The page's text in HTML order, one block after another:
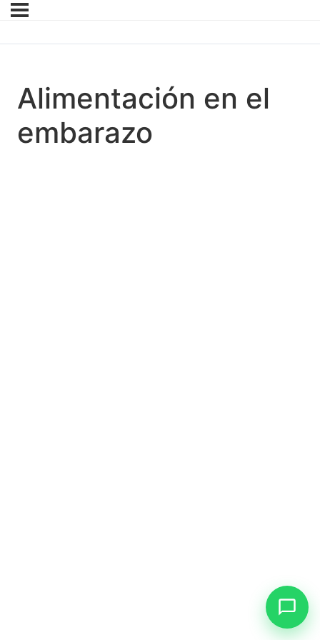
Alimentación en el
embarazo